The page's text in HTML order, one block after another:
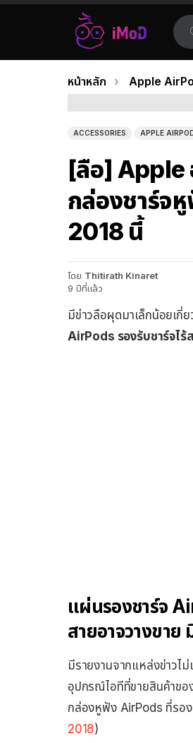
ค้นหา:
เรื่อง
ล่าสุด
คุณอยู่ที่นี่:
หน้าหลัก Apple
ACCESSORIES APPLE
[ลือ] Apple
กล่องชาร์จ
2018 นี้
โดย Thitirath Kinaret
9 ปีที่แล้ว
มีข่าวลือผุดมาเล็กน้อยเกี่
AirPods รองรับชาร์จไร้
แผ่นรองชาร์จ
สายอาจวางขาย
มีรายงานจากแหล่งข่าวไ
อุปกรณ์ไอทีที่ขายสินค้าขอ
กล่องหูฟัง AirPods ที่รอง
2018)